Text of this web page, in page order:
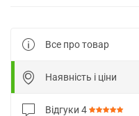
Все про товар
Наявність і ціни
Відгуки 4